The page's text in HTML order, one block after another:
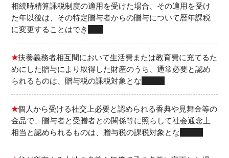
相続時精算課税制度の適用を受けた場合、その適用を受け
た年以後は、その特定贈与者からの贈与について暦年課税
に変更することはでき
★扶養義務者相互間において生活費または教育費に充てるた
めにした贈与により取得した財産のうち、通常必要と認め
られるものは、贈与税の課税対象とな
★個人から受ける社交上必要と認められる香典や見舞金等の
金品で、贈与者と受贈者との関係等に照らして社会通念上
相当と認められるものは、贈与税の課税対象とな